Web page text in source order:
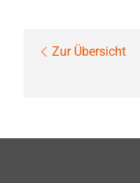
Zur Übersicht